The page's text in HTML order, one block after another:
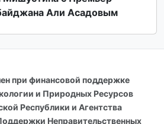
Али Асадовым
при финансовой поддержке
и Природных Ресурсов
Республики и Агентства
Неправительственных